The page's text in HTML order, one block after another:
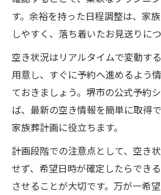
す。余裕を持った日程調整は、家
しやすく、落ち着いたお見送りにつ
空き状況はリアルタイムで変動す
用意し、すぐに予約へ進めるよう
ておきましょう。堺市の公式予約
ば、最新の空き情報を簡単に取得
家族葬計画に役立ちます。
計画段階での注意点として、空き
せず、希望日時が確定したらでき
させることが大切です。万が一希